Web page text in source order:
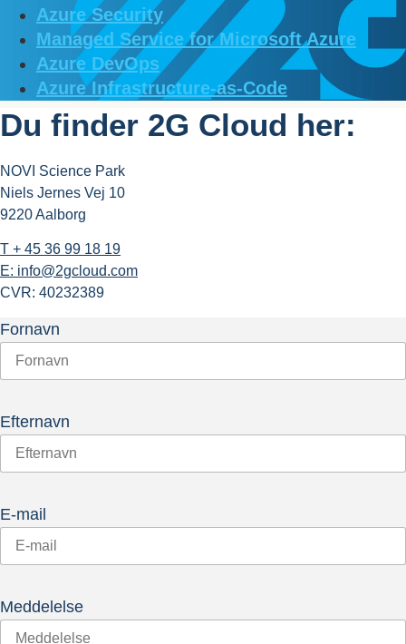
Azure Security
Managed Service for Microsoft Azure
Azure DevOps
Azure Infrastructure-as-Code
Du finder 2G Cloud her:
NOVI Science Park
Niels Jernes Vej 10
9220 Aalborg
T + 45 36 99 18 19
E: info@2gcloud.com
CVR: 40232389
Fornavn
Efternavn
E-mail
Meddelelse